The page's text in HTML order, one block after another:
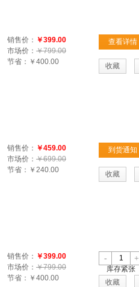
查看详情
收藏
销售价： ￥399.00
市场价： ￥799.00
节省： ￥400.00
到货通知
收藏
销售价： ￥459.00
市场价： ￥699.00
节省： ￥240.00
- +
库存紧张
收藏
销售价： ￥399.00
市场价： ￥799.00
节省： ￥400.00